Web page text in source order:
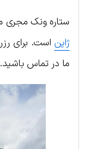
ستاره ونک مجری
ژاپن است. برای
ما در تماس باشید.